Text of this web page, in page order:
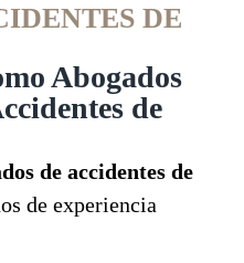
DE
Abogados
de
de accidentes de
de experiencia